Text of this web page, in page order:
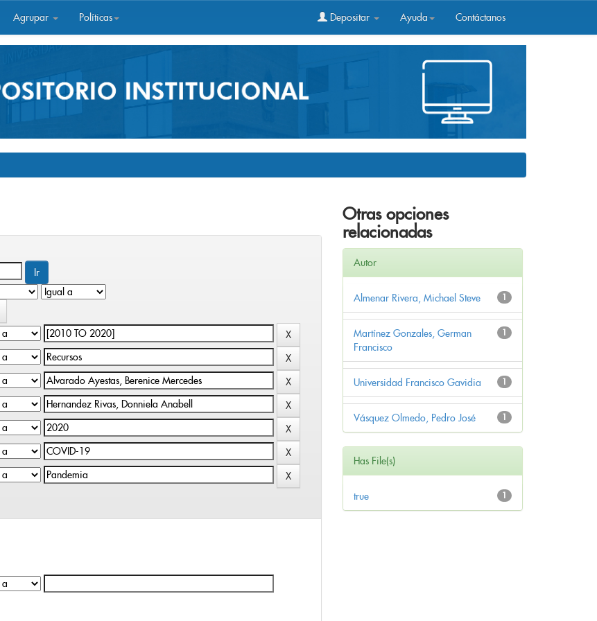
Agrupar Políticas Depositar Ayuda Contáctanos
Otras opciones
relacionadas
Autor
1
Almenar Rivera, Michael Steve
1
Martínez Gonzales, German
Francisco
1
Universidad Francisco Gavidia
1
Vásquez Olmedo, Pedro José
Has File(s)
1
true